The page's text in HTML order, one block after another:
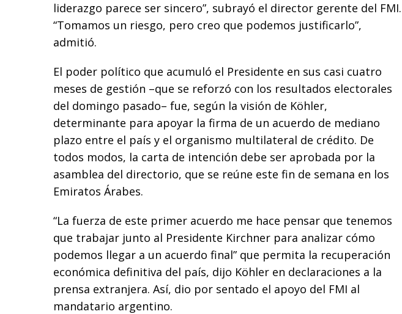
liderazgo parece ser sincero”, subrayó el director gerente del FMI.
“Tomamos un riesgo, pero creo que podemos justificarlo”,
admitió.
El poder político que acumuló el Presidente en sus casi cuatro
meses de gestión –que se reforzó con los resultados electorales
del domingo pasado– fue, según la visión de Köhler,
determinante para apoyar la firma de un acuerdo de mediano
plazo entre el país y el organismo multilateral de crédito. De
todos modos, la carta de intención debe ser aprobada por la
asamblea del directorio, que se reúne este fin de semana en los
Emiratos Árabes.
“La fuerza de este primer acuerdo me hace pensar que tenemos
que trabajar junto al Presidente Kirchner para analizar cómo
podemos llegar a un acuerdo final” que permita la recuperación
económica definitiva del país, dijo Köhler en declaraciones a la
prensa extranjera. Así, dio por sentado el apoyo del FMI al
mandatario argentino.